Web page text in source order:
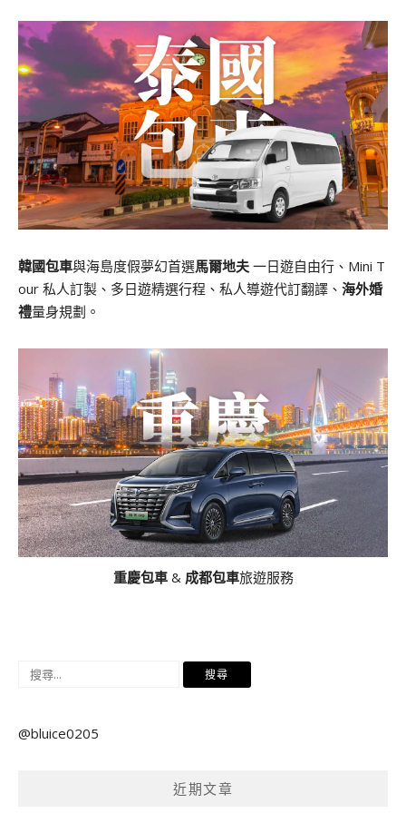
韓國包車與海島度假夢幻首選馬爾地夫 一日遊自由行、Mini T
our 私人訂製、多日遊精選行程、私人導遊代訂翻譯、 海外婚
禮量身規劃。
重慶包車& 成都包車旅遊服務
搜
鍵
@bluice0205
近期文章